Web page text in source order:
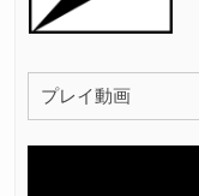
プレイ動画